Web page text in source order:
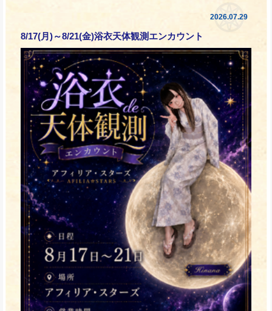
2026.07.29
8/17(月)～8/21(金)浴衣天体観測エンカウント